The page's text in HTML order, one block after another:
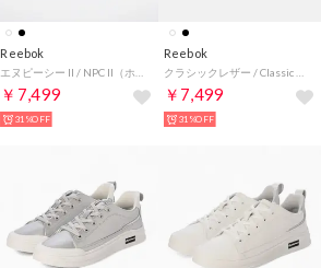
Reebok
￥7,499
31%OFF
Reebok
￥7,499
31%OFF